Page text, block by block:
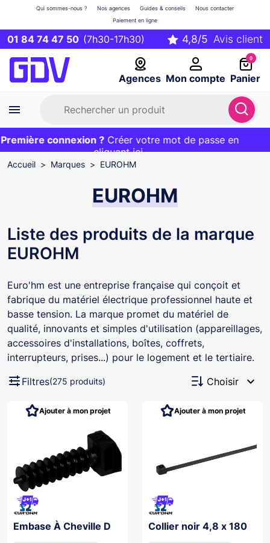
01 84 74 47 50 (7h30-17h30)
Agences Mon compte
Qui sommes-nous ? Nos agences Guides & conseils
Nous contacter
Paiement en ligne
0
Panier
Première commande ?20€ OFFERT sur votre panier
et livraison 24/48h gratuite avec le codeBIENVENUE
connexion ? Créer votre mot de passe en
cliquant ici
EXCLU WEB :
Accueil Marques EUROHM
EUROHM
Liste des produits de la marque
EUROHM
Euro'hm est une entreprise française qui conçoit et
fabrique du matériel électrique professionnel haute et
basse tension. La marque promet du matériel de
qualité, innovants et simples d'utilisation (appareillages,
accessoires d'installations, boîtes, coffrets,
interrupteurs, prises...) pour le logement et le tertiaire.
Filtres(275 produits) Choisir expand_more
Embase À Cheville D
Ajouter à mon projet
Collier noir 4,8 x 180
Ajouter à mon projet